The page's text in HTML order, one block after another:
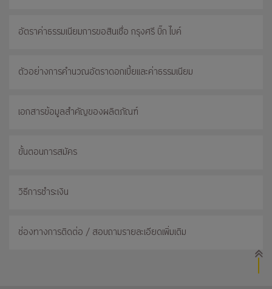
อัตราค่าธรรมเนียมการขอสินเชื่อ กรุงศรี บิ๊ก ไบค์
ตัวอย่างการคำนวณอัตราดอกเบี้ยและค่าธรรมเนียม
เอกสารข้อมูลสำคัญของผลิตภัณฑ์
ขั้นตอนการสมัคร
วิธีการชำระเงิน
ช่องทางการติดต่อ / สอบถามรายละเอียดเพิ่มเติม